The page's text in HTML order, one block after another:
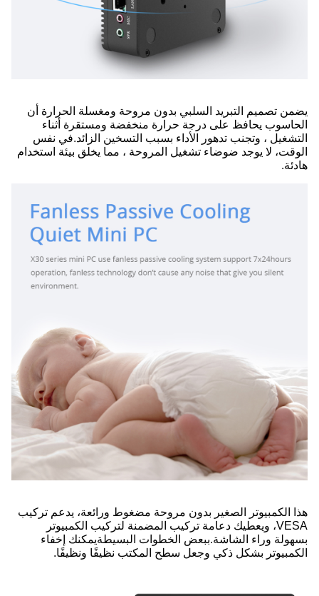
يضمن تصميم التبريد السلبي بدون مروحة ومغسلة الحرارة أن
الحاسوب يحافظ على درجة حرارة منخفضة ومستقرة أثناء
التشغيل ، وتجنب تدهور الأداء بسبب التسخين الزائد.في نفس
الوقت، لا يوجد ضوضاء تشغيل المروحة ، مما يخلق بيئة استخدام
هادئة.
هذا الكمبيوتر الصغير بدون مروحة مضغوط ورائعة، يدعم تركيب
VESA، ويعطيك دعامة تركيب المضمنة لتركيب الكمبيوتر
بسهولة وراء الشاشة.ببعض الخطوات البسيطةيمكنك إخفاء
الكمبيوتر بشكل ذكي وجعل سطح المكتب نظيفًا ونظيفًا.